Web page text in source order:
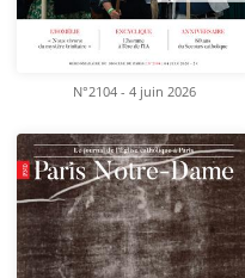
N°2104 - 4 juin 2026